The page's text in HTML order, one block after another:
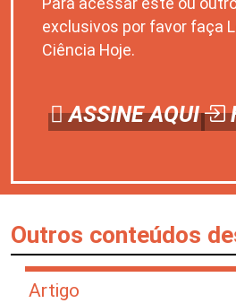
exclusivos por favor faça
Ciência Hoje.
ASSINE AQUI
Outros conteúdos
Artigo